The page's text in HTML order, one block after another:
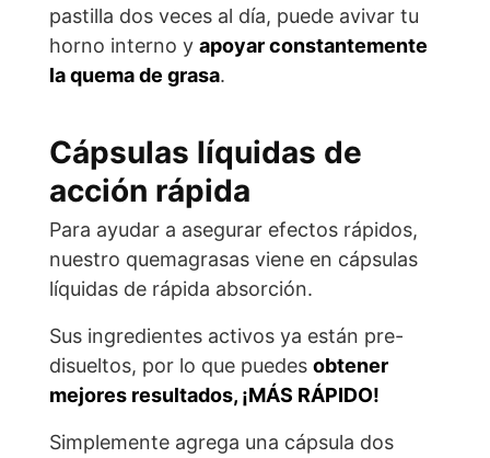
pastilla dos veces al día, puede avivar tu
horno interno y apoyar constantemente
la quema de grasa.
Cápsulas líquidas de
acción rápida
Para ayudar a asegurar efectos rápidos,
nuestro quemagrasas viene en cápsulas
líquidas de rápida absorción.
Sus ingredientes activos ya están pre-
disueltos, por lo que puedes obtener
mejores resultados, ¡MÁS RÁPIDO!
Simplemente agrega una cápsula dos